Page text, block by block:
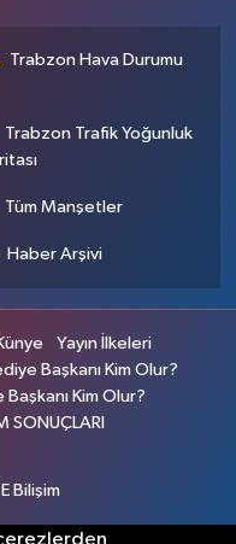
Trabzon Hava Durumu
Trabzon Trafik Yoğunluk
Tüm Manşetler
Haber Arşivi
Yayın İlkeleri
Başkanı Kim Olur?
Kim Olur?
SONUÇLARI
Bilişim